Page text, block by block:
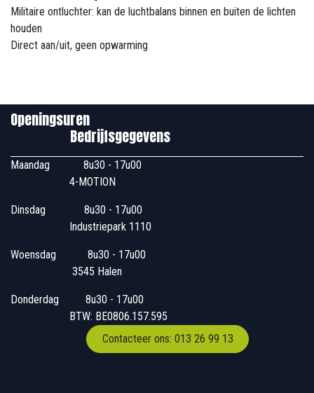
Militaire ontluchter: kan de luchtbalans binnen en buiten de lichten
houden
Direct aan/uit, geen opwarming
Openingsuren
Bedrijfsgegevens
Maandag
​8u30 - 17u00
4-MOTION
Dinsdag
​8u30 - 17u00
Industriepark 1110
Woensdag
​​​ 8u30 - 17u00
3545 Halen
Donderdag
​​8u30 - 17u00
BTW: BE0806.157.595
Contacteer ons: 013 26 99 13